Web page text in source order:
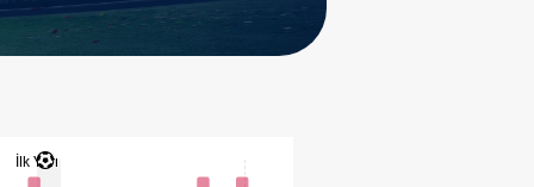
İlk Yarı